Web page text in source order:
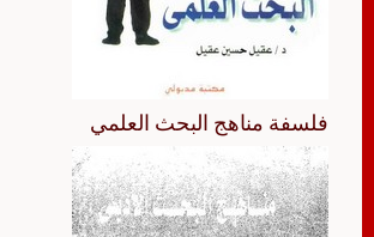
فلسفة مناهج البحث العلمي